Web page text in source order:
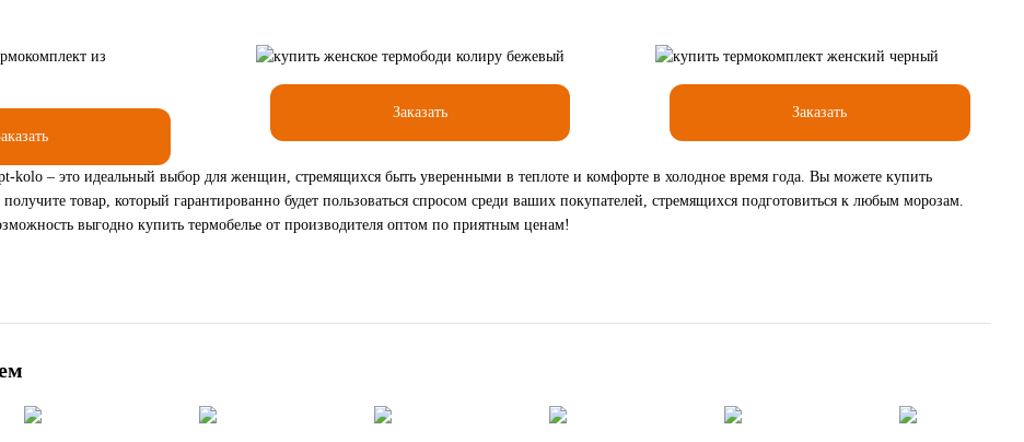
Заказать Заказать
kolo – это идеальный выбор для женщин, стремящихся быть уверенными в теплоте и комфорте в холодное время года. Вы можете купить
товар, который гарантированно будет пользоваться спросом среди ваших покупателей, стремящихся подготовиться к любым морозам.
выгодно купить термобелье от производителя оптом по приятным ценам!